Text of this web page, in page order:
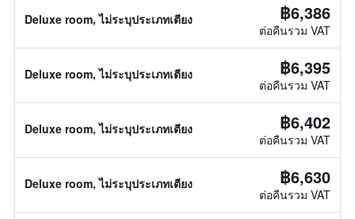
Deluxe room, ไม่ระบุประเภทเตียง ฿6,386
ต่อคืนรวม VAT
Deluxe room, ไม่ระบุประเภทเตียง ฿6,395
ต่อคืนรวม VAT
Deluxe room, ไม่ระบุประเภทเตียง ฿6,402
ต่อคืนรวม VAT
Deluxe room, ไม่ระบุประเภทเตียง ฿6,630
ต่อคืนรวม VAT